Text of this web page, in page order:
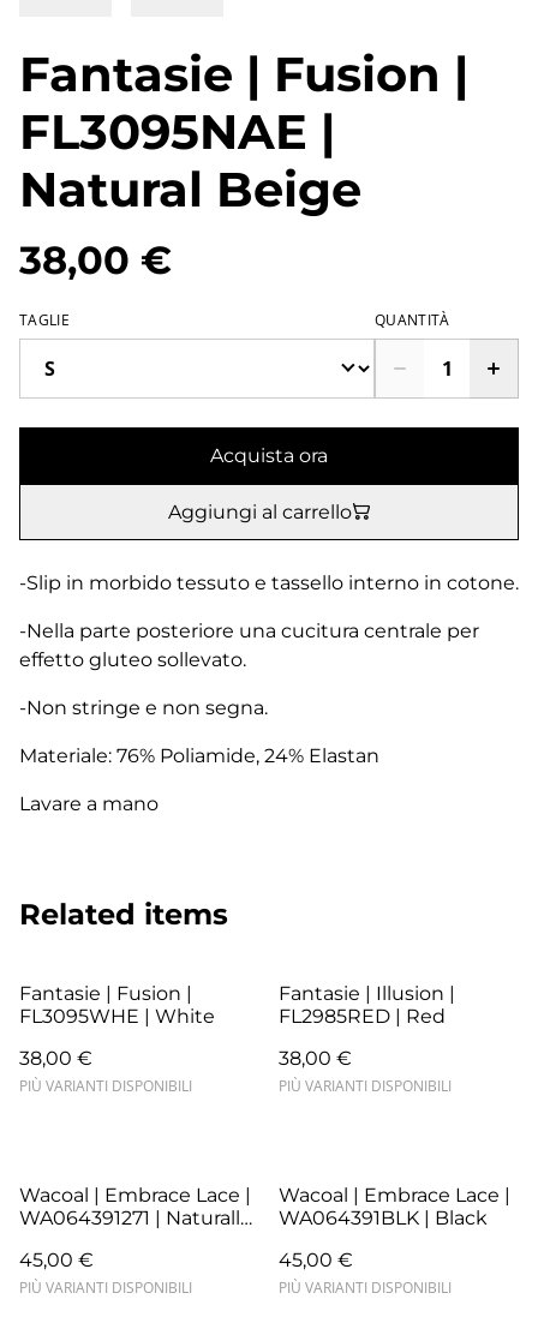
Fantasie | Fusion |
FL3095NAE |
Natural Beige
38,00 €
TAGLIE QUANTITÀ
Acquista ora
Aggiungi al carrello
-Slip in morbido tessuto e tassello interno in cotone.
-Nella parte posteriore una cucitura centrale per
effetto gluteo sollevato.
-Non stringe e non segna.
Materiale: 76% Poliamide, 24% Elastan
Lavare a mano
Related items
Fantasie | Fusion |
FL3095WHE | White
38,00 €
PIÙ VARIANTI DISPONIBILI
Fantasie | Illusion |
FL2985RED | Red
38,00 €
PIÙ VARIANTI DISPONIBILI
Wacoal | Embrace Lace |
WA064391271 | Naturally
45,00 €
PIÙ VARIANTI DISPONIBILI
Wacoal | Embrace Lace |
WA064391BLK | Black
45,00 €
PIÙ VARIANTI DISPONIBILI